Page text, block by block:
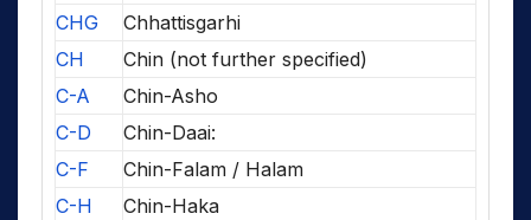
CHG
Chhattisgarhi
CH
Chin (not further specified)
C-A
Chin-Asho
C-D
Chin-Daai:
C-F
Chin-Falam / Halam
C-H
Chin-Haka